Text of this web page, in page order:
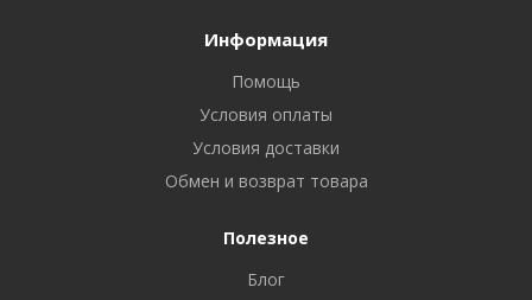
Информация
Помощь
Условия оплаты
Условия доставки
Обмен и возврат товара
Полезное
Блог